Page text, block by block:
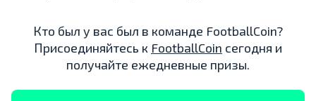
Кто был у вас был в команде FootballCoin?
Присоединяйтесь к FootballCoin сегодня и
получайте ежедневные призы.